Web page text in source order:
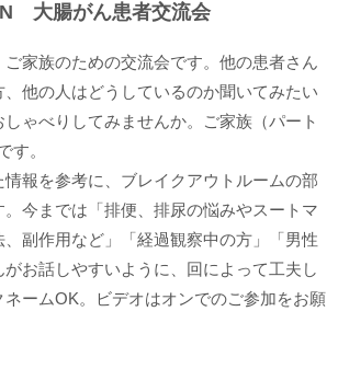
大腸がん患者交流会
家族のための交流会です。他の患者さん
、他の人はどうしているのか聞いてみたい
ゃべりしてみませんか。ご家族（パート
す。
報を参考に、ブレイクアウトルームの部
。今までは「排便、排尿の悩みやスートマ
副作用など」「経過観察中の方」「男性
お話しやすいように、回によって工夫し
ームOK。ビデオはオンでのご参加をお願